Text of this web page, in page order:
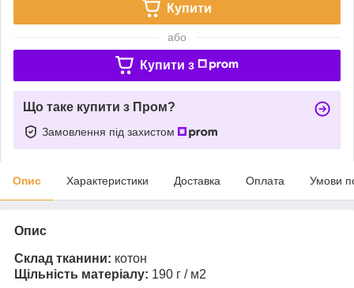
Купити
або
Купити з
Що таке купити з Пром?
Замовлення під захистом
Опис Характеристики Доставка Оплата Умови
Опис
Склад тканини: котон
Щільність матеріалу: 190 г / м2